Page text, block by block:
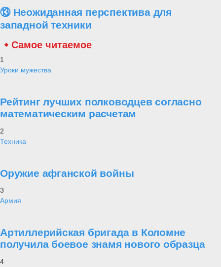
⑬ Неожиданная перспектива для
западной техники
Самое читаемое
1
Уроки мужества
Рейтинг лучших полководцев согласно
математическим расчетам
2
Техника
Оружие афганской войны
3
Армия
Артиллерийская бригада в Коломне
получила боевое знамя нового образца
4